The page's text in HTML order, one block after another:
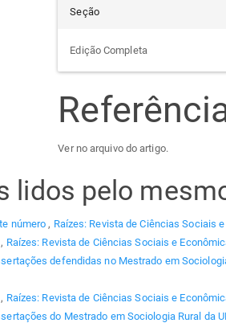
Seção
Edição Completa
Ver no arquivo do artigo.
lidos pelo
número, Raízes: Revista de Ciências Sociais
, Raízes: Revista de Ciências Sociais e
defendidas no Mestrado em
, Raízes: Revista de Ciências Sociais e
do Mestrado em Sociologia Rural da